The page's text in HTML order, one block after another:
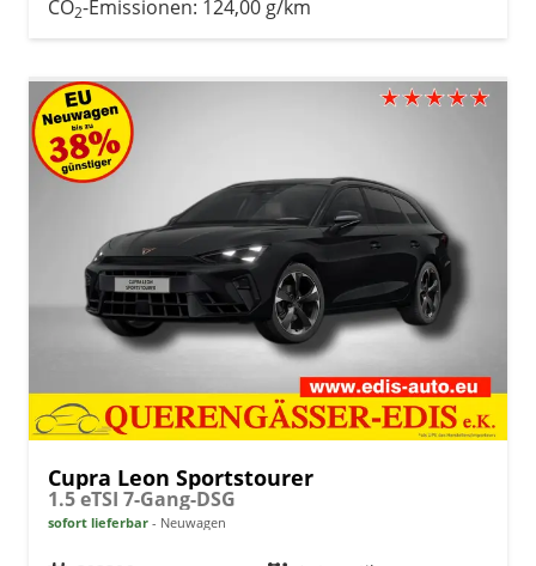
CO2-Emissionen: 124,00 g/km
Cupra Leon Sportstourer
1.5 eTSI 7-Gang-DSG
sofort lieferbar Neuwagen